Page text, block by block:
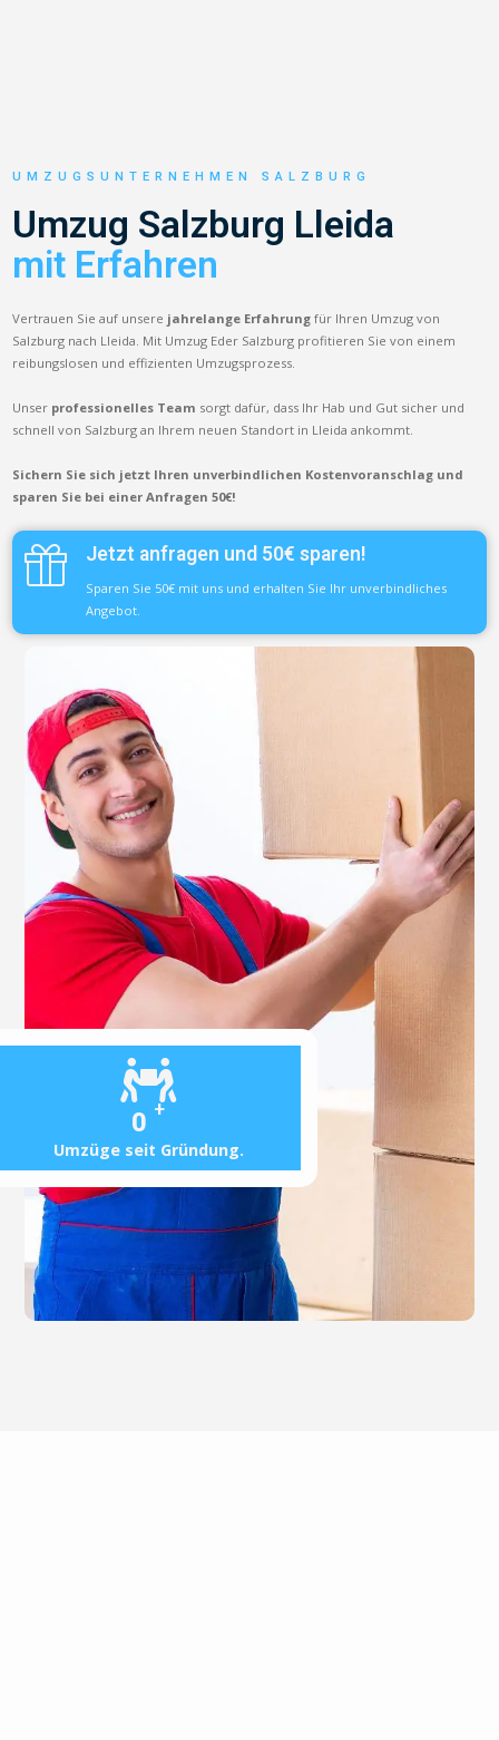
0 +
Umzüge seit Gründung.
UMZUGSUNTERNEHMEN SALZBURG
Umzug Salzburg Lleida
mit Erfahren
Vertrauen Sie auf unsere jahrelange Erfahrung für Ihren Umzug von
Salzburg nach Lleida. Mit Umzug Eder Salzburg profitieren Sie von einem
reibungslosen und effizienten Umzugsprozess.
Unser professionelles Team sorgt dafür, dass Ihr Hab und Gut sicher und
schnell von Salzburg an Ihrem neuen Standort in Lleida ankommt.
Sichern Sie sich jetzt Ihren unverbindlichen Kostenvoranschlag und
sparen Sie bei einer Anfragen 50€!
Jetzt anfragen und 50€ sparen!
Sparen Sie 50€ mit uns und erhalten Sie Ihr unverbindliches
Angebot.